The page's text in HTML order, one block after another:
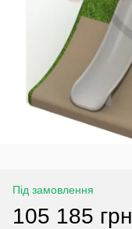
Під замовлення
105 185 грн